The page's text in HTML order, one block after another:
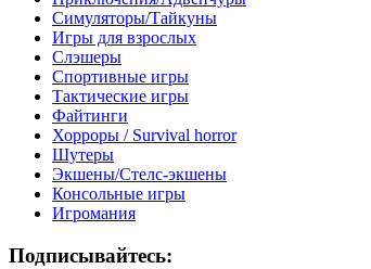
Симуляторы/Тайкуны
Игры для взрослых
Слэшеры
Спортивные игры
Тактические игры
Файтинги
Хорроры / Survival horror
Шутеры
Экшены/Стелс-экшены
Консольные игры
Игромания
Подписывайтесь: